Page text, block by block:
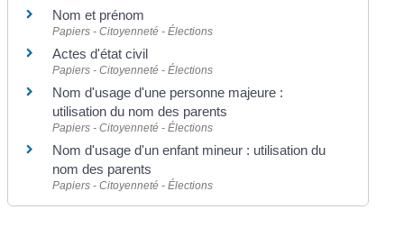
Nom et prénom
Papiers - Citoyenneté - Élections
Actes d'état civil
Papiers - Citoyenneté - Élections
Nom d'usage d'une personne majeure :
utilisation du nom des parents
Papiers - Citoyenneté - Élections
Nom d'usage d'un enfant mineur : utilisation du
nom des parents
Papiers - Citoyenneté - Élections